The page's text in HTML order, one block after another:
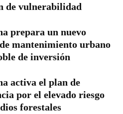
de vulnerabilidad
prepara un nuevo
mantenimiento urbano
de inversión
activa el plan de
por el elevado riesgo
forestales